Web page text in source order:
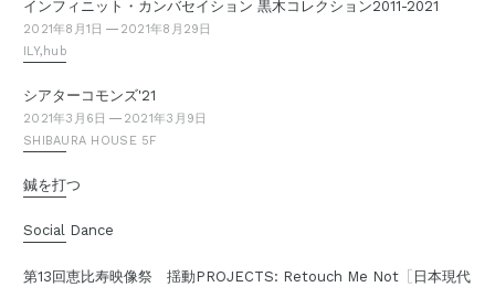
インフィニット・カンバセイション 黒木コレクション2011-2021
2021年8月1日
2021年8月29日
ILY,hub
シアターコモンズ'21
2021年3月6日
2021年3月9日
SHIBAURA HOUSE 5F
鍼を打つ
Social Dance
第13回恵比寿映像祭 揺動PROJECTS: Retouch Me Not ［ 日本現代